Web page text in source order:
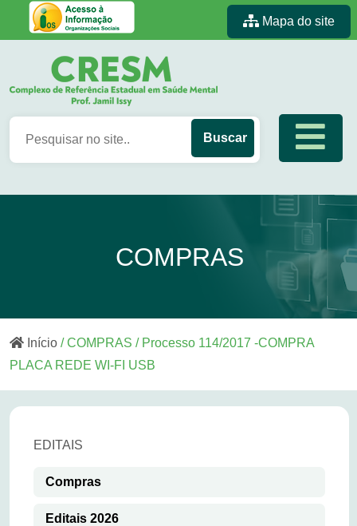
Mapa do site
COMPRAS
Início / COMPRAS / Processo 114/2017 -COMPRA
PLACA REDE WI-FI USB
EDITAIS
Compras
Editais 2026